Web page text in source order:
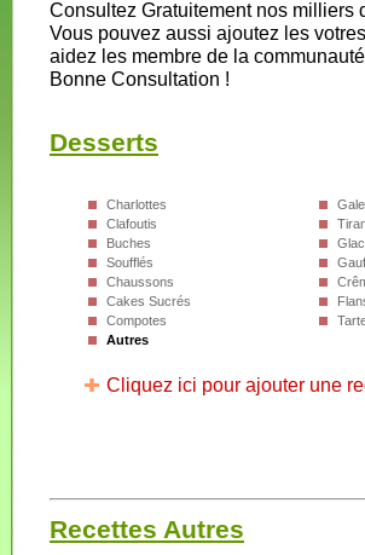
Consultez Gratuitement nos milliers
Vous pouvez aussi ajoutez les
aidez les membre de la communauté
Bonne Consultation !
Desserts
Charlottes
Clafoutis
Buches
Soufflés
Chaussons
Cakes Sucrés
Compotes
Autres
Cliquez ici pour ajouter une
Recettes Autres